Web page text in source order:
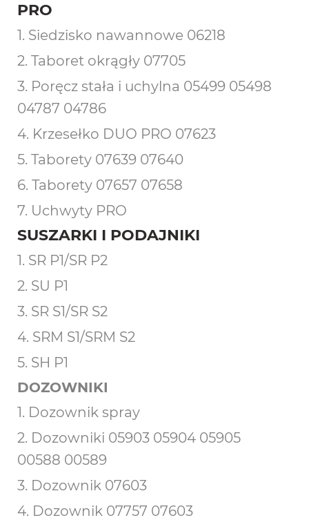
PRO
1. Siedzisko nawannowe 06218
2. Taboret okrągły 07705
3. Poręcz stała i uchylna 05499 05498
04787 04786
4. Krzesełko DUO PRO 07623
5. Taborety 07639 07640
6. Taborety 07657 07658
7. Uchwyty PRO
SUSZARKI I PODAJNIKI
1. SR P1/SR P2
2. SU P1
3. SR S1/SR S2
4. SRM S1/SRM S2
5. SH P1
DOZOWNIKI
1. Dozownik spray
2. Dozowniki 05903 05904 05905
00588 00589
3. Dozownik 07603
4. Dozownik 07757 07603